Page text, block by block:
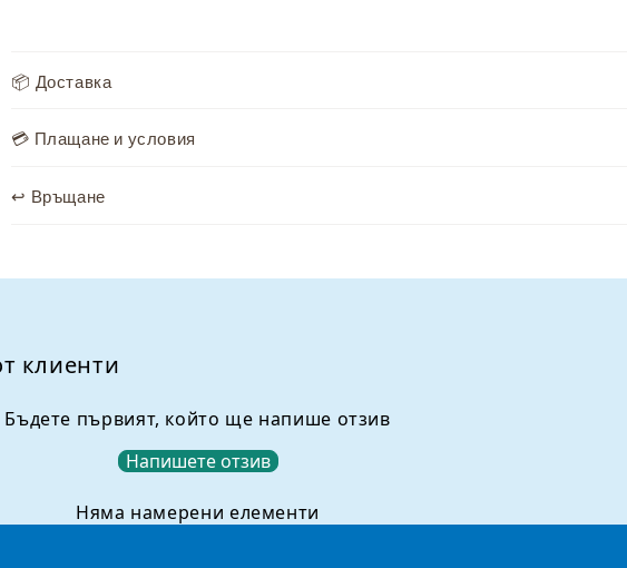
С
ъ
д
р
а
е
,
е
📦 Доставка
💳 Плащане и условия
↩️ Връщане
клиенти
Бъдете първият, който ще напише отзив
Напишете отзив
Няма намерени елементи